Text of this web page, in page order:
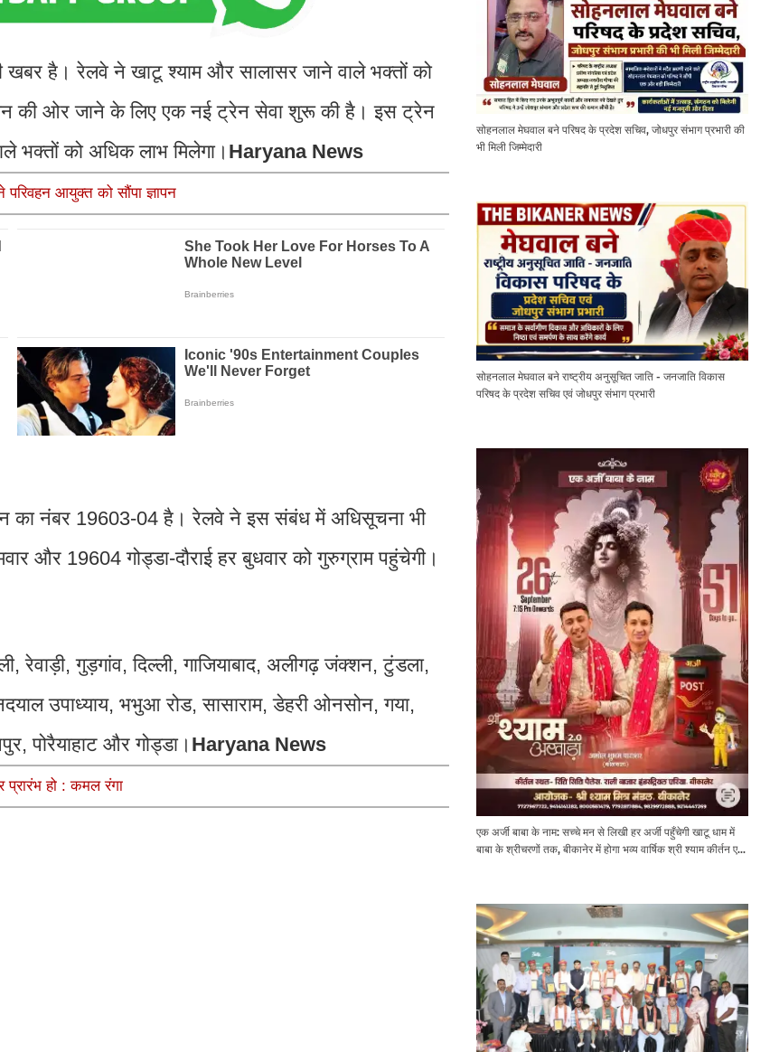
खबर है। रेलवे ने खाटू श्याम और सालासर जाने वाले भक्तों को
की ओर जाने के लिए एक नई ट्रेन सेवा शुरू की है। इस ट्रेन
भक्तों को अधिक लाभ मिलेगा। Haryana News
परिवहन आयुक्त को सौंपा ज्ञापन
का नंबर 19603-04 है। रेलवे ने इस संबंध में अधिसूचना भी
और 19604 गोड्डा-दौराई हर बुधवार को गुरुग्राम पहुंचेगी।
गुड़गांव, दिल्ली, गाजियाबाद, अलीगढ़ जंक्शन, टुंडला,
उपाध्याय, भभुआ रोड, सासाराम, डेहरी ओनसोन, गया,
पोरैयाहाट और गोड्डा। Haryana News
प्रारंभ हो : कमल रंगा
सोहनलाल मेघवाल बने परिषद के प्रदेश सचिव, जोधपुर संभाग प्रभारी की
भी मिली जिम्मेदारी
सोहनलाल मेघवाल बने राष्ट्रीय अनुसूचित जाति - जनजाति विकास
परिषद के प्रदेश सचिव एवं जोधपुर संभाग प्रभारी
एक अर्जी बाबा के नाम: सच्चे मन से लिखी हर अर्जी पहुँचेगी खाटू धाम में
बाबा के श्रीचरणों तक, बीकानेर में होगा भव्य वार्षिक श्री श्याम कीर्तन एवं